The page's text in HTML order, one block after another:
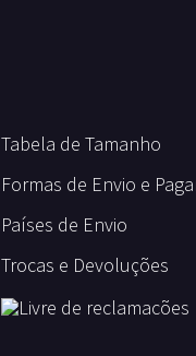
Tabela de Tamanho
Formas de Envio e
Países de Envio
Trocas e Devoluções